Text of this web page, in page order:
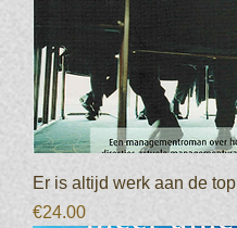
Er is altijd werk aan de top
Prijs
€24.00